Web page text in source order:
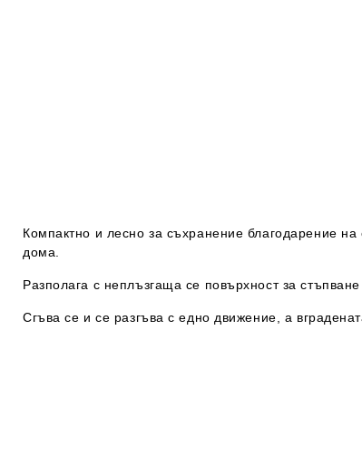
Компактно и лесно за съхранение благодарение
дома.
Разполага с неплъзгаща се повърхност за
Сгъва се и се разгъва с едно движение, а